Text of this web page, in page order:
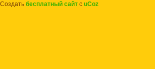
Создать бесплатный сайт с uCoz